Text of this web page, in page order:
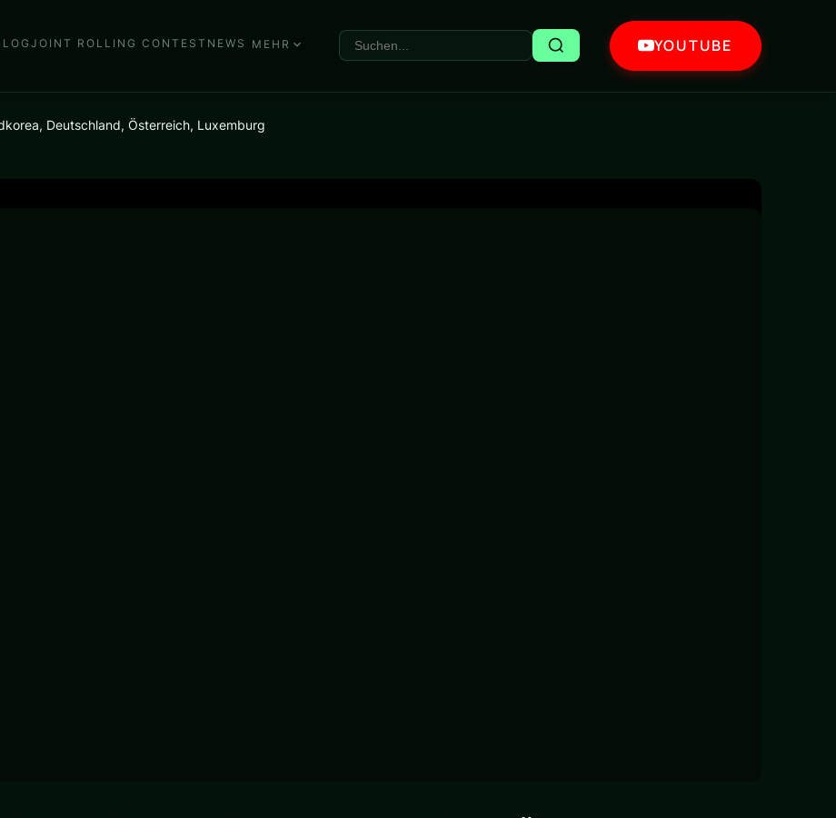
JOINT ROLLING CONTEST NEWS MEHR YOUTUBE
Deutschland, Österreich, Luxemburg